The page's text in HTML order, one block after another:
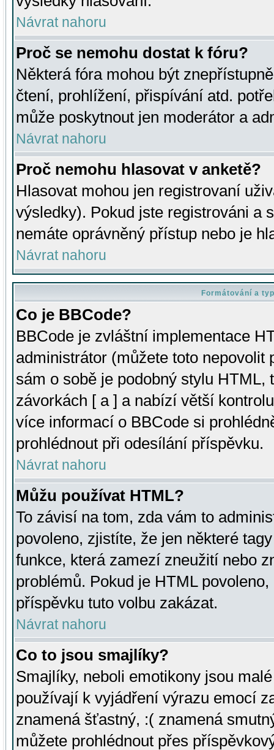
Návrat nahoru
Proč se nemohu dostat k fóru?
Některá fóra mohou být
čtení, prohlížení, přispívání atd.
může poskytnout jen moderátor a
Návrat nahoru
Proč nemohu hlasovat v anketě?
Hlasovat mohou jen registrovaní
výsledky). Pokud jste registrováni a
nemáte oprávněný přístup nebo je
Návrat nahoru
Formátování a
Co je BBCode?
BBCode je zvláštní implementace
administrátor (můžete toto
sám o sobě je podobný stylu HTML,
závorkách [ a ] a nabízí větší
více informací o BBCode si
prohlédnout při odesílání příspěvku.
Návrat nahoru
Můžu používat HTML?
To závisí na tom, zda vám to
povoleno, zjistíte, že jen některé
funkce, která zamezí zneužití nebo
problémů. Pokud je HTML
příspěvku tuto volbu zakázat.
Návrat nahoru
Co to jsou smajlíky?
Smajlíky, neboli emotikony jsou
používají k vyjádření výrazu emocí
znamená šťastný, :( znamená
můžete prohlédnout přes